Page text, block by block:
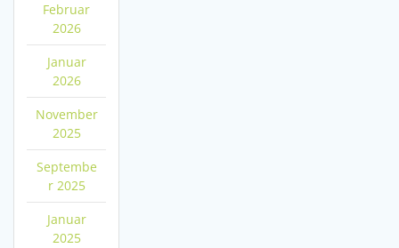
Februar
2026
Januar
2026
November
2025
Septembe
r 2025
Januar
2025